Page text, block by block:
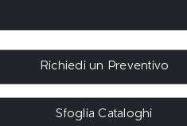
Richiedi un Preventivo
Sfoglia Cataloghi